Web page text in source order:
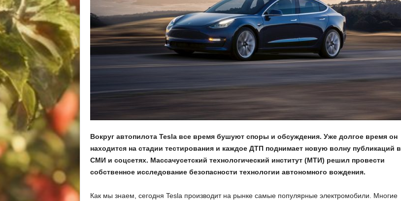
Вокруг автопилота Tesla все время бушуют споры и обсуждения. Уже долгое время он
находится на стадии тестирования и каждое ДТП поднимает новую волну публикаций в
СМИ и соцсетях. Массачусетский технологический институт (МТИ) решил провести
собственное исследование безопасности технологии автономного вождения.
Как мы знаем, сегодня Tesla производит на рынке самые популярные электромобили. Многие